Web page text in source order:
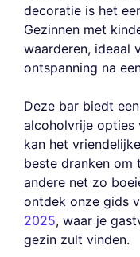
decoratie is het
Gezinnen met
waarderen, ideaal
ontspanning na
Deze bar biedt
alcoholvrije opties
kan het
beste dranken om
andere net zo
ontdek onze gids
2025, waar je
gezin zult vinden.